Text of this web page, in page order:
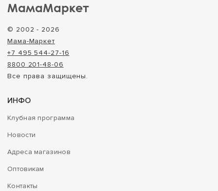
МамаМаркет
© 2002 - 2026
Мама-Маркет
+7 495 544-27-16
8800 201-48-06
Все права защищены.
ИНФО
Клубная программа
Новости
Адреса магазинов
Оптовикам
Контакты